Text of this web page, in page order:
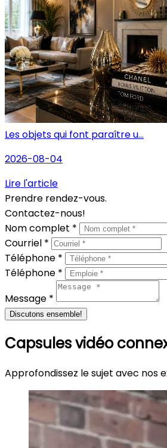
Les objets qui font paraître u...
2026-08-04
Lire l'article
Prendre rendez-vous.
Contactez-nous!
Nom complet *
Courriel *
Téléphone *
Téléphone *
Message *
Discutons ensemble!
Capsules vidéo
Approfondissez le sujet avec nos